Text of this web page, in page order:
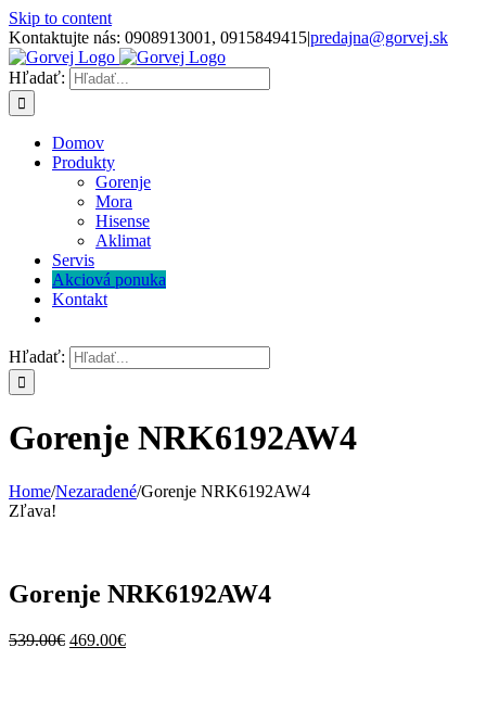
Skip to content
Kontaktujte nás: 0908913001, 0915849415|predajna@gorvej.sk
Hľadať:
Domov
Produkty
Gorenje
Mora
Hisense
Aklimat
Servis
Akciová ponuka
Kontakt
Hľadať:
Gorenje NRK6192AW4
Home/Nezaradené/Gorenje NRK6192AW4
Zľava!
Gorenje NRK6192AW4
539.00€ 469.00€